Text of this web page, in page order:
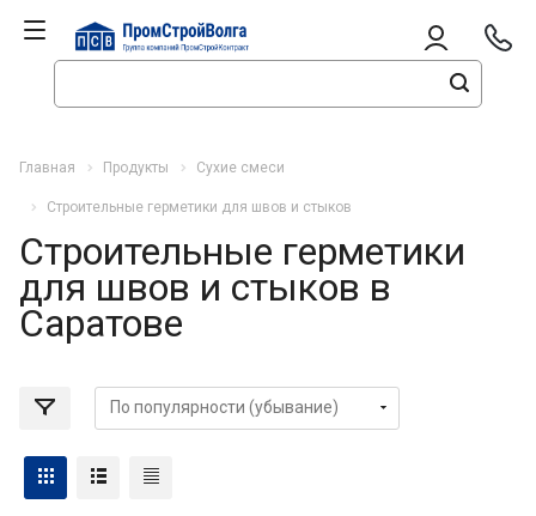
Главная Продукты Сухие смеси
Строительные герметики для швов и стыков
Строительные герметики
для швов и стыков в
Саратове